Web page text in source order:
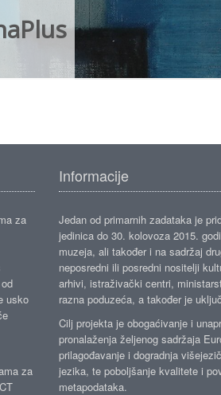
za
usko
za
Informacije
Jedan od primarnih zadataka je
jedinica do 30. kolovoza 2015.
muzeja, ali također i na sadržaj
neposredni ili posredni nositelji
arhivi, istraživački centri,
razna poduzeća, a također je
Cilj projekta je obogaćivanje i
pronalaženja željenog sadržaja
prilagođavanje i dogradnja
jezika, te poboljšanje kvalitete i
metapodataka.